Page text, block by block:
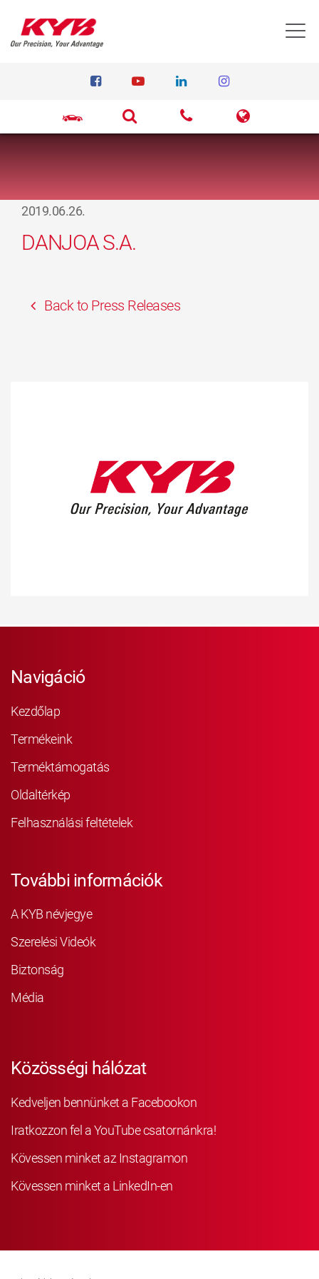
2019.06.26.
DANJOA S.A.
Back to Press Releases
Navigáció
Kezdőlap
Termékeink
Terméktámogatás
Oldaltérkép
Felhasználási feltételek
További információk
A KYB névjegye
Szerelési Videók
Biztonság
Média
Közösségi hálózat
Kedveljen bennünket a Facebookon
Iratkozzon fel a YouTube csatornánkra!
Kövessen minket az Instagramon
Kövessen minket a LinkedIn-en